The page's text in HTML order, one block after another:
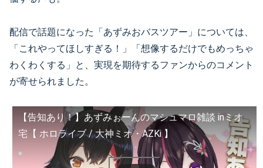
配信で話題になった「あずみおバスツアー」については、
「これやってほしすぎる！」「想像するだけでもめっちゃ
わくわくする」と、実現を期待するファンからのコメント
が寄せられました。
【告知あり！】あずみぉーんのマシュマロ雑談 inミオ
宅【 ホロライブ / 大神ミオ・AZKi 】